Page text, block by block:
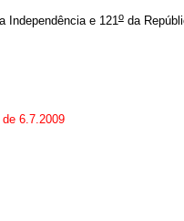
Independência e 121oda
6.7.2009